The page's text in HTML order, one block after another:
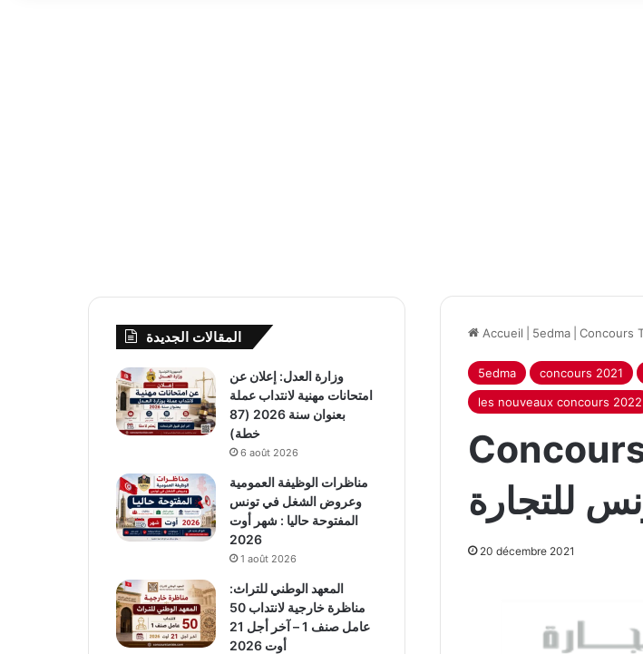
Accueil 5edma
5edma concours 2021
les nouveaux concours 2022
للتجارة
20 décembre 2021
المقالات الجديدة
وزارة العدل: إعلان عن
امتحانات مهنية لانتداب عملة
بعنوان سنة 2026 (87
خطة)
6 août 2026
مناظرات الوظيفة العمومية
وعروض الشغل في تونس
المفتوحة حاليا : شهر أوت
2026
1 août 2026
المعهد الوطني للتراث:
مناظرة خارجية لانتداب 50
عامل صنف 1 – آخر أجل 21
أوت 2026